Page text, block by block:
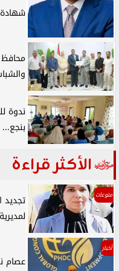
ندوة
بنجع...
الأكثر قراءة
منوعات
أخبار
عصام